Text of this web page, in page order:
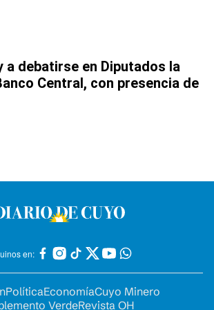
a debatirse en Diputados la
Central, con presencia de
en:
PolíticaEconomíaCuyo Minero
VerdeRevista OH